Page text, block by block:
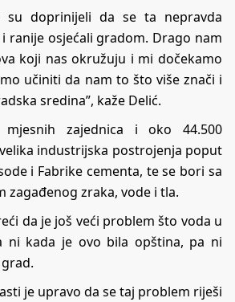
su doprinijeli da se ta nepravda
ranije osjećali gradom. Drago nam
koji nas okružuju i mi dočekamo
učiniti da nam to što više znači i
sredina”, kaže Delić.
zajednica i oko 44.500
industrijska postrojenja poput
i Fabrike cementa, te se bori sa
zagađenog zraka, vode i tla.
da je još veći problem što voda u
ni kada je ovo bila opština, pa ni
je upravo da se taj problem riješi